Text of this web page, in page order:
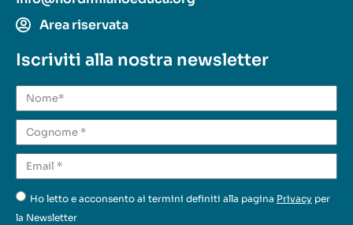
Area riservata
Iscriviti alla nostra newsletter
Ho letto e acconsento ai termini definiti alla pagina Privacy per
la Newsletter